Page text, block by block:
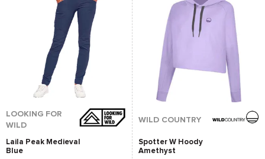
LOOKING FOR
WILD
Laila Peak Medieval
Blue
WILD COUNTRY
Spotter W Hoody
Amethyst